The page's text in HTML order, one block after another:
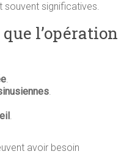
souvent significatives.
l’opération
.
.
.
avoir besoin